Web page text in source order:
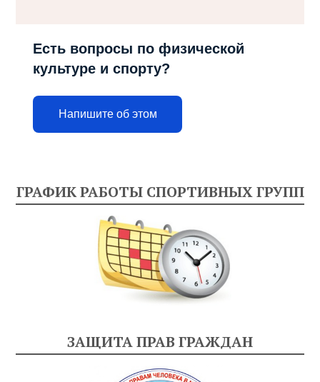
Есть вопросы по физической
культуре и спорту?
Напишите об этом
ГРАФИК РАБОТЫ СПОРТИВНЫХ ГРУПП
ЗАЩИТА ПРАВ ГРАЖДАН